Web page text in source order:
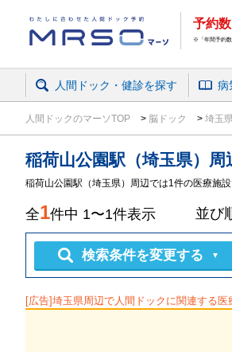
予約
※「年間予約数
人間ドック・健診を探す 病
人間ドックのマーソTOP 脳ドック 埼玉
稲荷山公園駅（埼玉県）周
稲荷山公園駅（埼玉県）周辺では1件の医療施
全1件中 1〜1件表示 並び
検索条件を変更する ▼
[広告]埼玉県周辺で人間ドックに関連する医